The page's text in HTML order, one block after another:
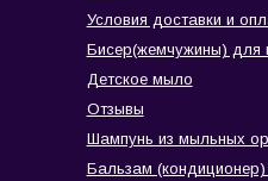
Условия доставки и
Бисер(жемчужины) для
Детское мыло
Отзывы
Шампунь из мыльных
Бальзам